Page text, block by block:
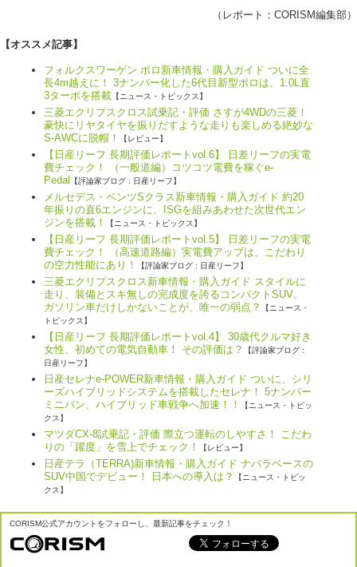
（レポート： CORISM編集部）
【オススメ記事】
フォルクスワーゲン ポロ新車情報・購入ガイド ついに全
長4m越えに！ 3ナンバー化した6代目新型ポロは、1.0L直
3ターボを搭載 【ニュース・トピックス】
三菱エクリプスクロス試乗記・評価 さすが4WDの三菱！
豪快にリヤタイヤを振りだすような走りも楽しめる絶妙な
S-AWCに脱帽！
【レビュー】
【日産リーフ 長期評価レポートvol.6】 日差リーフの実電
費チェック！ （一般道編）コツコツ電費を稼ぐe-
Pedal 【評論家ブログ : 日産リーフ】
メルセデス・ベンツSクラス新車情報・購入ガイド 約20
年振りの直6エンジンに、ISGを組みあわせた次世代エン
ジンを搭載！
【ニュース・トピックス】
【日産リーフ 長期評価レポートvol.5】 日差リーフの実電
費チェック！ （高速道路編）実電費アップは、こだわり
の空力性能にあり！
【評論家ブログ : 日産リーフ】
三菱エクリプスクロス新車情報・購入ガイド スタイルに
走り、装備とスキ無しの完成度を誇るコンパクトSUV。
ガソリン車だけしかないことが、唯一の弱点？
【ニュース・
トピックス】
【日産リーフ 長期評価レポートvol.4】 30歳代クルマ好き
女性、初めての電気自動車！ その評価は？
【評論家ブログ :
日産リーフ】
日産セレナe-POWER新車情報・購入ガイド ついに、シリ
ーズハイブリッドシステムを搭載したセレナ！ 5ナンバー
ミニバン、ハイブリッド車戦争へ加速！！
【ニュース・トピッ
クス】
マツダCX-8試乗記・評価 際立つ運転のしやすさ！ こだわ
りの「躍度」を雪上でチェック！
【レビュー】
日産テラ（TERRA)新車情報・購入ガイド ナバラベースの
SUV中国でデビュー！ 日本への導入は？
【ニュース・トピッ
クス】
CORISM公式アカウントをフォローし、最新記事をチェック！